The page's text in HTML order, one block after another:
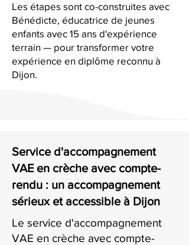
Les étapes sont co-construites avec
Bénédicte, éducatrice de jeunes
enfants avec 15 ans d'expérience
terrain — pour transformer votre
expérience en diplôme reconnu à
Dijon.
Service d'accompagnement
VAE en crèche avec compte-
rendu : un accompagnement
sérieux et accessible à Dijon
Le service d'accompagnement
VAE en crèche avec compte-